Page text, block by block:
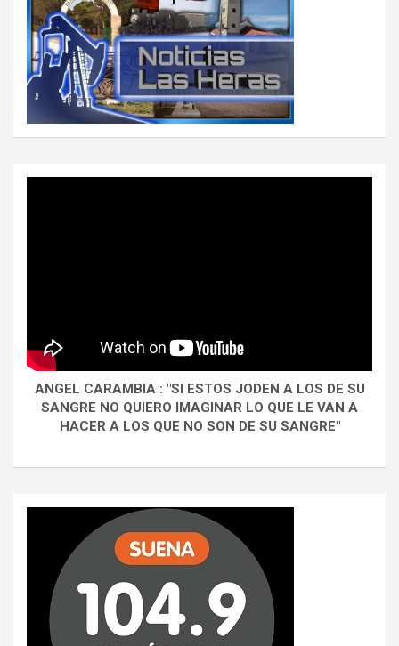
ANGEL CARAMBIA : "SI ESTOS JODEN A LOS DE SU
SANGRE NO QUIERO IMAGINAR LO QUE LE VAN A
HACER A LOS QUE NO SON DE SU SANGRE"